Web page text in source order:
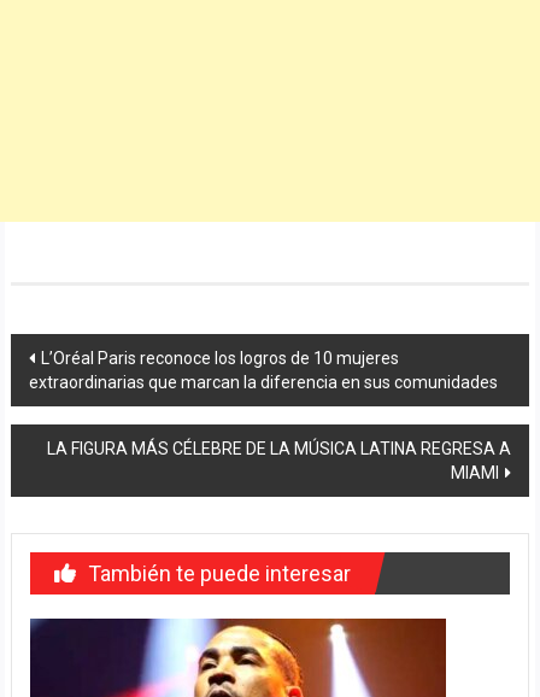
Navegación
de
entradas
L’Oréal Paris reconoce los logros de 10 mujeres
extraordinarias que marcan la diferencia en sus comunidades
LA FIGURA MÁS CÉLEBRE DE LA MÚSICA LATINA REGRESA A
MIAMI
También te puede interesar